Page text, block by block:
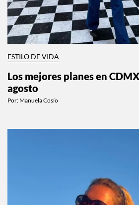
ESTILO DE VIDA
Los mejores planes en
agosto
Por: Manuela Cosío